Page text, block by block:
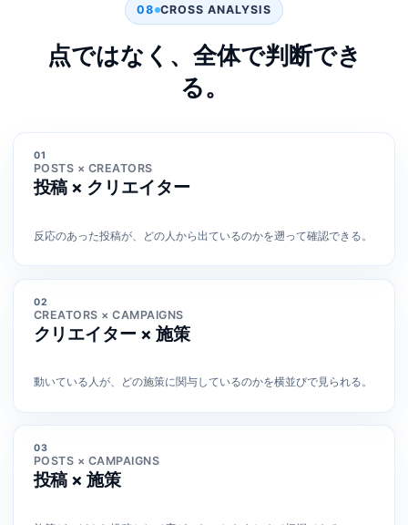
08 CROSS ANALYSIS
点ではなく、全体で判断でき
る。
01
POSTS × CREATORS
投稿 × クリエイター
反応のあった投稿が、どの人から出ているのかを遡って確認できる。
02
CREATORS × CAMPAIGNS
クリエイター × 施策
動いている人が、どの施策に関与しているのかを横並びで見られる。
03
POSTS × CAMPAIGNS
投稿 × 施策